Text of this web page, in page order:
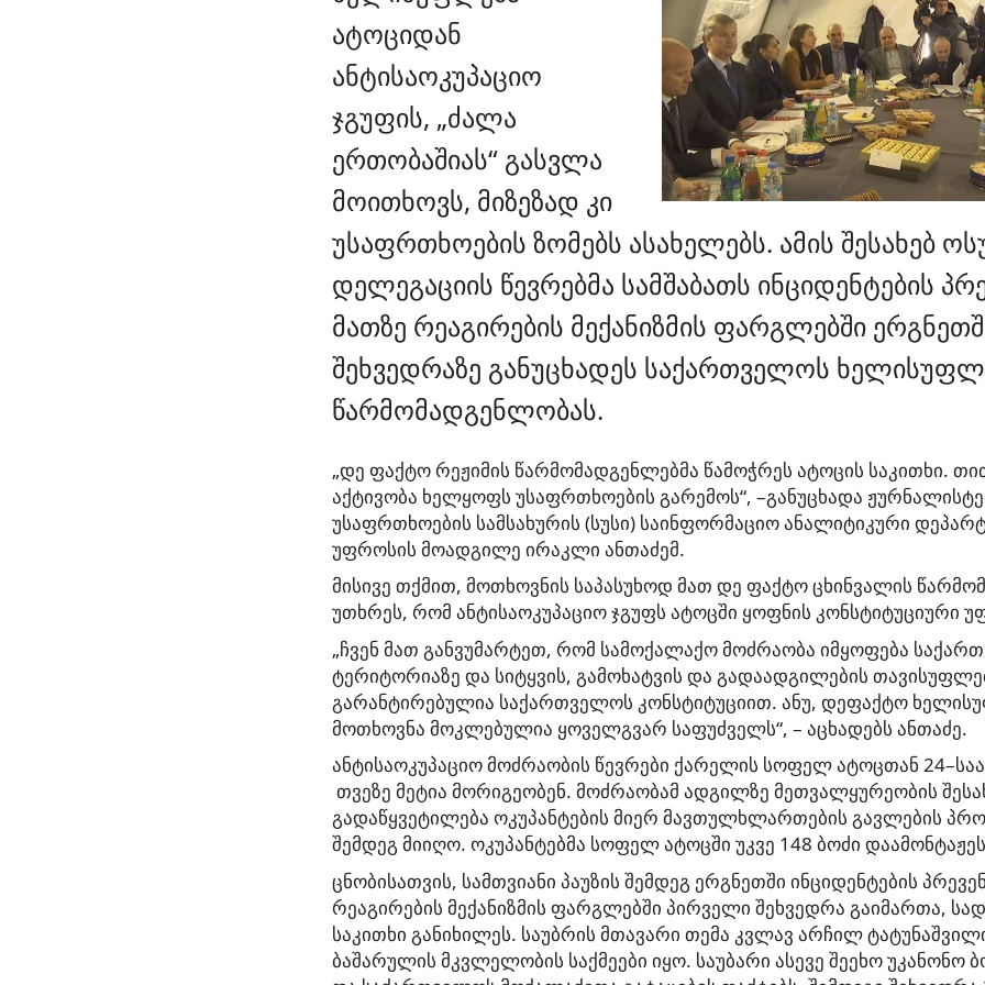
ატოციდან
ანტისაოკუპაციო
ჯგუფის, „ძალა
ერთობაშიას“ გასვლა
მოითხოვს, მიზეზად კი
უსაფრთხოების ზომებს ასახელებს. ამის შესახებ
დელეგაციის წევრებმა სამშაბათს ინციდენტების
მათზე რეაგირების მექანიზმის ფარგლებში
შეხვედრაზე განუცხადეს საქართველოს
წარმომადგენლობას.
„დე ფაქტო რეჟიმის წარმომადგენლებმა წამოჭრეს ატოცის საკითხი.
აქტივობა ხელყოფს უსაფრთხოების გარემოს“, –განუცხადა
უსაფრთხოების სამსახურის (სუსი) საინფორმაციო ანალიტიკური
უფროსის მოადგილე ირაკლი ანთაძემ.
მისივე თქმით, მოთხოვნის საპასუხოდ მათ დე ფაქტო ცხინვალის
უთხრეს, რომ ანტისაოკუპაციო ჯგუფს ატოცში ყოფნის კონსტიტუციური
„ჩვენ მათ განვუმარტეთ, რომ სამოქალაქო მოძრაობა იმყოფება
ტერიტორიაზე და სიტყვის, გამოხატვის და გადაადგილების
გარანტირებულია საქართველოს კონსტიტუციით. ანუ, დეფაქტო
მოთხოვნა მოკლებულია ყოველგვარ საფუძველს“, – აცხადებს ანთაძე.
ანტისაოკუპაციო მოძრაობის წევრები ქარელის სოფელ ატოცთან
თვეზე მეტია მორიგეობენ. მოძრაობამ ადგილზე მეთვალყურეობის
გადაწყვეტილება ოკუპანტების მიერ მავთულხლართების გავლების
შემდეგ მიიღო. ოკუპანტებმა სოფელ ატოცში უკვე 148 ბოძი
ცნობისათვის, სამთვიანი პაუზის შემდეგ ერგნეთში ინციდენტების
რეაგირების მექანიზმის ფარგლებში პირველი შეხვედრა გაიმართა,
საკითხი განიხილეს. საუბრის მთავარი თემა კვლავ არჩილ
ბაშარულის მკვლელობის საქმეები იყო. საუბარი ასევე შეეხო უკანონო